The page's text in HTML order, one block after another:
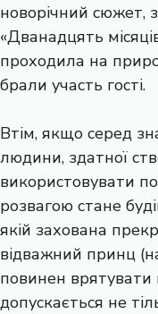
новорічний сюжет,
«Дванадцять
проходила на
брали участь гості.
Втім, якщо серед
людини, здатної
використовувати
розвагою стане
якій захована
відважний принц
повинен
допускається не